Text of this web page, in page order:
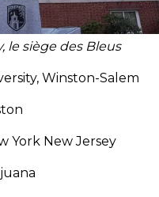
le siège des Bleus
Winston-Salem
York New Jersey